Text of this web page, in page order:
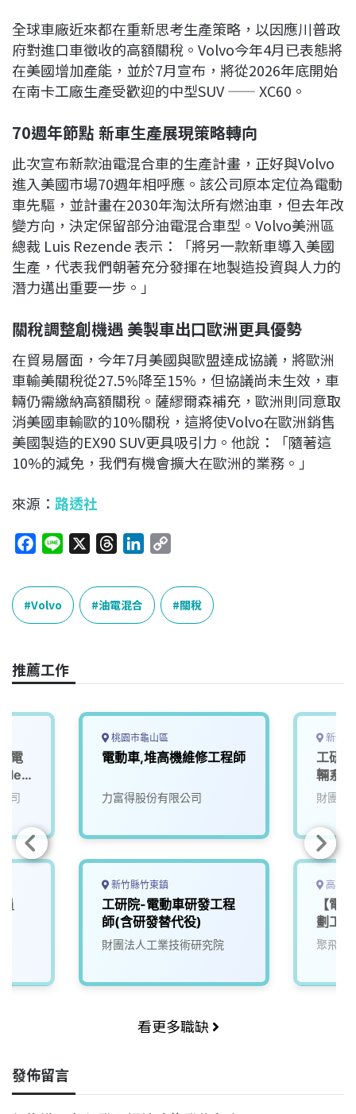
全球車廠近來都在重新思考生產策略，以因應川普政
府對進口車徵收的高額關稅。Volvo今年4月已表態將
在美國增加產能，並於7月宣布，將從2026年底開始
在南卡工廠生產受歡迎的中型SUV —— XC60。
70週年節點 新車生產展現策略轉向
此次宣布新款油電混合車的生產計畫，正好與Volvo
進入美國市場70週年相呼應。該公司原本定位為電動
車先驅，並計畫在2030年淘汰所有燃油車，但去年改
變方向，決定保留部分油電混合車型。Volvo美洲區
總裁 Luis Rezende 表示：「將另一款新車導入美國
生產，代表我們朝著充分發揮在地製造投資與人力的
潛力邁出重要一步。」
關稅調整創機遇 美製車出口歐洲更具優勢
在貿易層面，今年7月美國與歐盟達成協議，將歐洲
車輸美關稅從27.5%降至15%，但協議尚未生效，車
輛仍需繳納高額關稅。薩繆爾森補充，歐洲則同意取
消美國車輸歐的10%關稅，這將使Volvo在歐洲銷售
美國製造的EX90 SUV更具吸引力。他說：「隨著這
10%的減免，我們有機會擴大在歐洲的業務。」
來源： 路透社
c
e
b
o
k
n
r
e
a
n
e
n
p
y
L
k
Volvo 油電混合 關稅
推薦工作
電
司
桃園市龜山區
電動車,堆高機維修工程師
力富得股份有限公司
新竹縣竹東鎮
工研院-電動車研發工程
師(含研發替代役)
財團法人工業技術研究院
新竹
工研
輛系
財團法
高雄
【電
劃工
聚飛科
看更多職缺
發佈留言